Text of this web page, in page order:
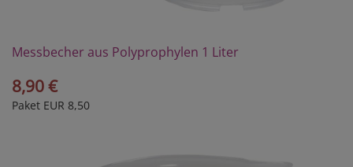
Messbecher aus Polyprophylen 1 Liter
8,90 €
Paket EUR 8,50